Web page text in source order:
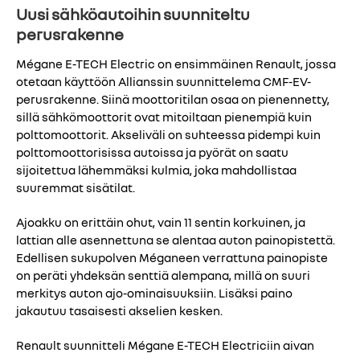
Uusi sähköautoihin suunniteltu
perusrakenne
Mégane E-TECH Electric on ensimmäinen Renault, jossa
otetaan käyttöön Allianssin suunnittelema CMF-EV-
perusrakenne. Siinä moottoritilan osaa on pienennetty,
sillä sähkömoottorit ovat mitoiltaan pienempiä kuin
polttomoottorit. Akseliväli on suhteessa pidempi kuin
polttomoottorisissa autoissa ja pyörät on saatu
sijoitettua lähemmäksi kulmia, joka mahdollistaa
suuremmat sisätilat.
Ajoakku on erittäin ohut, vain 11 sentin korkuinen, ja
lattian alle asennettuna se alentaa auton painopistettä.
Edellisen sukupolven Méganeen verrattuna painopiste
on peräti yhdeksän senttiä alempana, millä on suuri
merkitys auton ajo-ominaisuuksiin. Lisäksi paino
jakautuu tasaisesti akselien kesken.
Renault suunnitteli Mégane E-TECH Electriciin aivan